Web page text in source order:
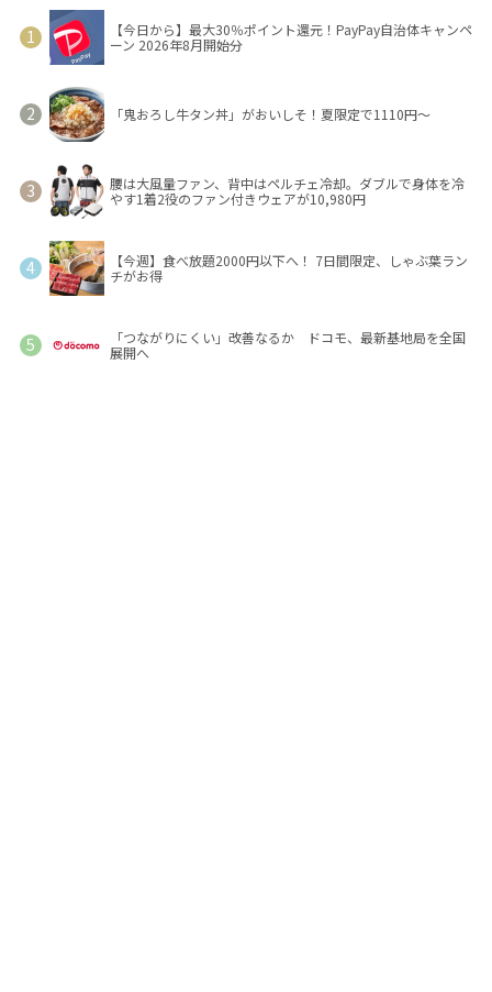
【今日から】最大30％ポイント還元！PayPay自治体キャンペ
ーン 2026年8月開始分
「鬼おろし牛タン丼」がおいしそ！夏限定で1110円～
腰は大風量ファン、背中はペルチェ冷却。ダブルで身体を冷
やす1着2役のファン付きウェアが10,980円
【今週】食べ放題2000円以下へ！ 7日間限定、しゃぶ葉ラン
チがお得
「つながりにくい」改善なるか ドコモ、最新基地局を全国
展開へ